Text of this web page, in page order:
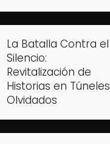
La Batalla Contra el
Silencio:
Revitalización de
Historias en Túneles
Olvidados